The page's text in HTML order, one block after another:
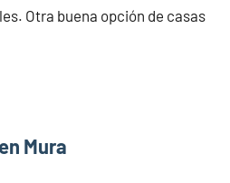
Otra buena opción de casas
Mura